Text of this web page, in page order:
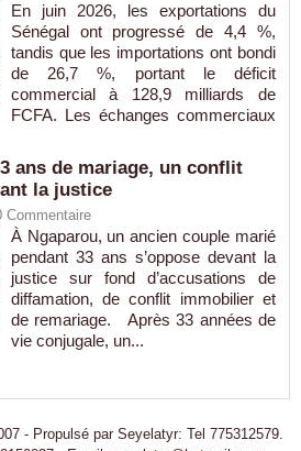
En juin 2026, les exportations du
Sénégal ont progressé de 4,4 %,
tandis que les importations ont bondi
de 26,7 %, portant le déficit
commercial à 128,9 milliards de
FCFA. Les échanges commerciaux
ans de mariage, un conflit
la justice
Commentaire
À Ngaparou, un ancien couple marié
pendant 33 ans s’oppose devant la
justice sur fond d’accusations de
diffamation, de conflit immobilier et
de remariage. Après 33 années de
vie conjugale, un...
- Propulsé par Seyelatyr: Tel 775312579.